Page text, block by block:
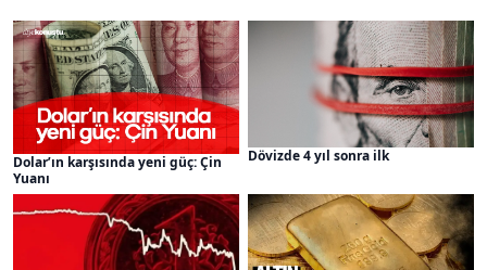
Dolar’ın karşısında yeni güç: Çin
Yuanı
Dövizde 4 yıl sonra ilk